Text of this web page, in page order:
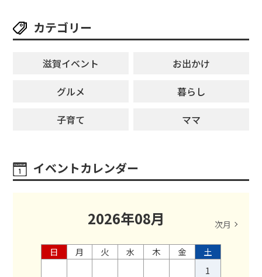
カテゴリー
滋賀イベント
お出かけ
グルメ
暮らし
子育て
ママ
イベントカレンダー
2026年08月 次月
日 月 火 水 木 金
土
1